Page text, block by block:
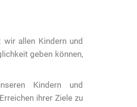
allen Kindern und
geben können,
Kindern und
ihrer Ziele zu